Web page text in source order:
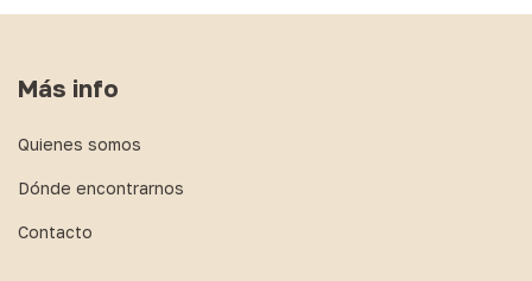
Más info
Quienes somos
Dónde encontrarnos
Contacto